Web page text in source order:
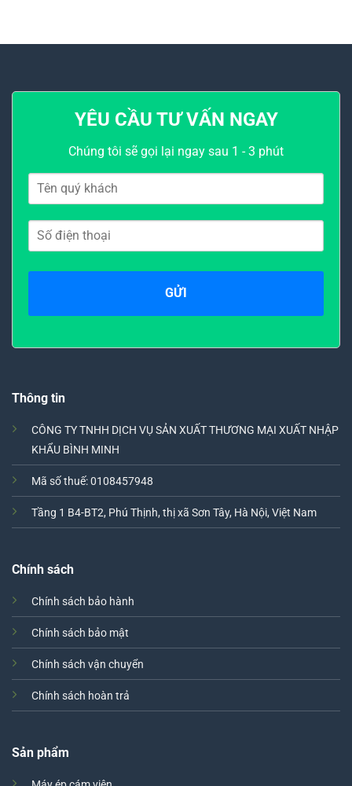
YÊU CẦU TƯ VẤN NGAY
Chúng tôi sẽ gọi lại ngay sau 1 - 3 phút
Thông tin
CÔNG TY TNHH DỊCH VỤ SẢN XUẤT THƯƠNG MẠI XUẤT NHẬP
KHẨU BÌNH MINH
Mã số thuế: 0108457948
Tầng 1 B4-BT2, Phú Thịnh, thị xã Sơn Tây, Hà Nội, Việt Nam
Chính sách
Chính sách bảo hành
Chính sách bảo mật
Chính sách vận chuyển
Chính sách hoàn trả
Sản phẩm